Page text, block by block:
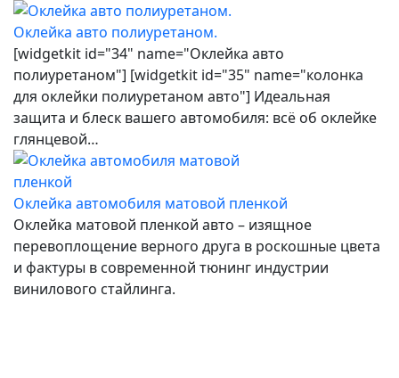
Оклейка авто полиуретаном.
[widgetkit id="34" name="Оклейка авто
полиуретаном"] [widgetkit id="35" name="колонка
для оклейки полиуретаном авто"] Идеальная
защита и блеск вашего автомобиля: всё об оклейке
глянцевой…
Оклейка автомобиля матовой пленкой
Оклейка матовой пленкой авто – изящное
перевоплощение верного друга в роскошные цвета
и фактуры в современной тюнинг индустрии
винилового стайлинга.